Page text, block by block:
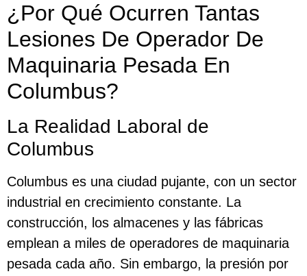
¿Por Qué Ocurren Tantas
Lesiones De Operador De
Maquinaria Pesada En
Columbus?
La Realidad Laboral de
Columbus
Columbus es una ciudad pujante, con un sector
industrial en crecimiento constante. La
construcción, los almacenes y las fábricas
emplean a miles de operadores de maquinaria
pesada cada año. Sin embargo, la presión por